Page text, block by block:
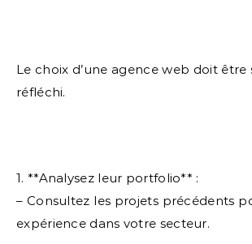
Le choix d’une agence web doit
réfléchi.
1. **Analysez leur portfolio** :
– Consultez les projets précédents
expérience dans votre secteur.